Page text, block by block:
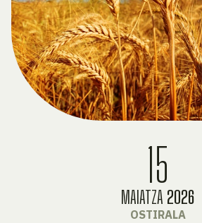
15
MAIATZA 2026
OSTIRALA